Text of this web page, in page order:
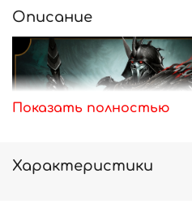
Описание
Показать полностью
Характеристики